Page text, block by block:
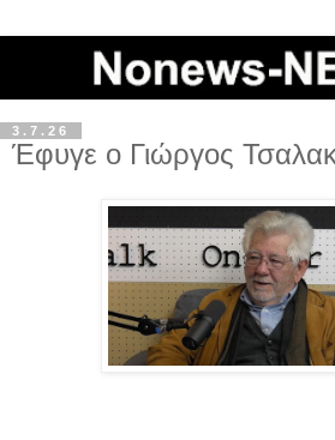
3.7.26
Έφυγε ο Γιώργος